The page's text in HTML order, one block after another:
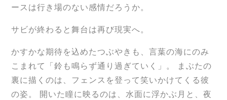
ースは行き場のない感情だろうか。
サビが終わると舞台は再び現実へ。
かすかな期待を込めたつぶやきも、言葉の海にのみ
こまれて「鈴も鳴らず通り過ぎていく」。 まぶたの
裏に描くのは、フェンスを登って笑いかけてくる彼
の姿。 開いた瞳に映るのは、水面に浮かぶ月と、夜